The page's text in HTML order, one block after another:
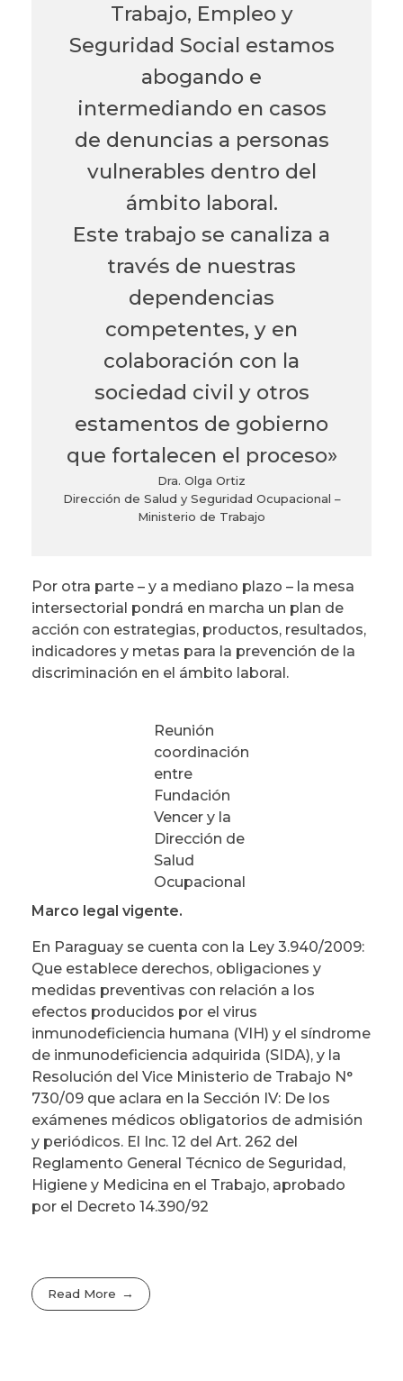
Trabajo, Empleo y
Seguridad Social estamos
abogando e
intermediando en casos
de denuncias a personas
vulnerables dentro del
ámbito laboral.
Este trabajo se canaliza a
través de nuestras
dependencias
competentes, y en
colaboración con la
sociedad civil y otros
estamentos de gobierno
que fortalecen el proceso»
Dra. Olga Ortiz
Dirección de Salud y Seguridad Ocupacional –
Ministerio de Trabajo
Por otra parte – y a mediano plazo – la mesa
intersectorial pondrá en marcha un plan de
acción con estrategias, productos, resultados,
indicadores y metas para la prevención de la
discriminación en el ámbito laboral.
Reunión
coordinación
entre
Fundación
Vencer y la
Dirección de
Salud
Ocupacional
Marco legal vigente.
En Paraguay se cuenta con la Ley 3.940/2009:
Que establece derechos, obligaciones y
medidas preventivas con relación a los
efectos producidos por el virus
inmunodeficiencia humana (VIH) y el síndrome
de inmunodeficiencia adquirida (SIDA), y la
Resolución del Vice Ministerio de Trabajo N°
730/09 que aclara en la Sección IV: De los
exámenes médicos obligatorios de admisión
y periódicos. El Inc. 12 del Art. 262 del
Reglamento General Técnico de Seguridad,
Higiene y Medicina en el Trabajo, aprobado
por el Decreto 14.390/92
Read More